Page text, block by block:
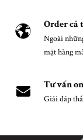
Order cả
Ngoài
mặt hàng
Tư vấn
Giải đáp